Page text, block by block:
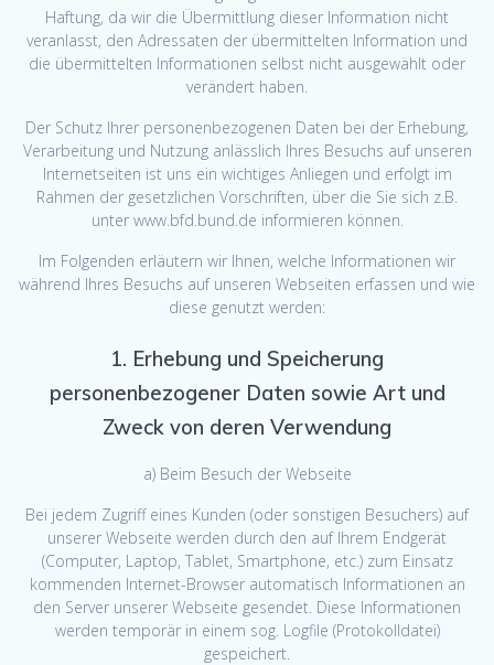
Haftung, da wir die Übermittlung dieser Information nicht
veranlasst, den Adressaten der übermittelten Information und
die übermittelten Informationen selbst nicht ausgewählt oder
verändert haben.
Der Schutz Ihrer personenbezogenen Daten bei der Erhebung,
Verarbeitung und Nutzung anlässlich Ihres Besuchs auf unseren
Internetseiten ist uns ein wichtiges Anliegen und erfolgt im
Rahmen der gesetzlichen Vorschriften, über die Sie sich z.B.
unter www.bfd.bund.de informieren können.
Im Folgenden erläutern wir Ihnen, welche Informationen wir
während Ihres Besuchs auf unseren Webseiten erfassen und wie
diese genutzt werden:
1. Erhebung und Speicherung
personenbezogener Daten sowie Art und
Zweck von deren Verwendung
a) Beim Besuch der Webseite
Bei jedem Zugriff eines Kunden (oder sonstigen Besuchers) auf
unserer Webseite werden durch den auf Ihrem Endgerät
(Computer, Laptop, Tablet, Smartphone, etc.) zum Einsatz
kommenden Internet-Browser automatisch Informationen an
den Server unserer Webseite gesendet. Diese Informationen
werden temporär in einem sog. Logfile (Protokolldatei)
gespeichert.